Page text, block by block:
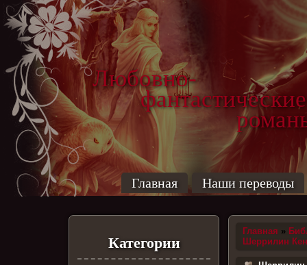
Любовно-
фантастические
Главная Наши переводы
Категории
Главная »
Шеррилин